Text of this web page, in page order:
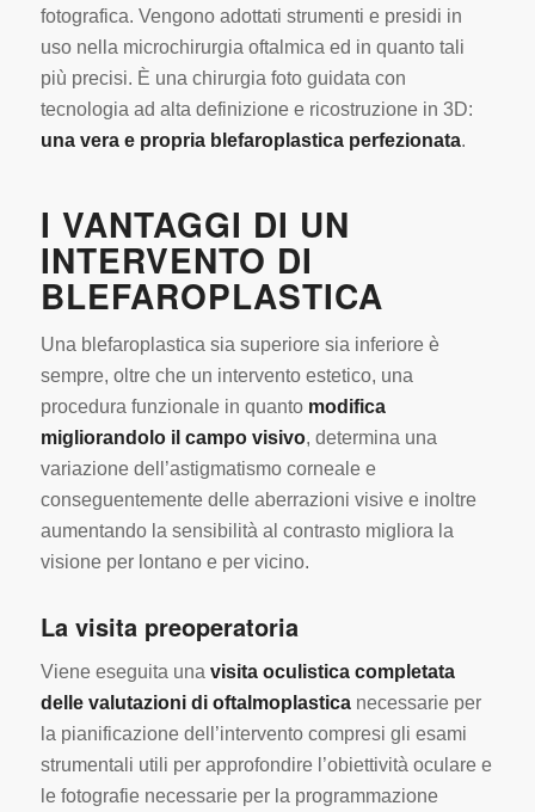
fotografica. Vengono adottati strumenti e presidi in
uso nella microchirurgia oftalmica ed in quanto tali
più precisi. È una chirurgia foto guidata con
tecnologia ad alta definizione e ricostruzione in 3D:
una vera e propria blefaroplastica perfezionata.
I VANTAGGI DI UN
INTERVENTO DI
BLEFAROPLASTICA
Una blefaroplastica sia superiore sia inferiore è
sempre, oltre che un intervento estetico, una
procedura funzionale in quanto modifica
migliorandolo il campo visivo, determina una
variazione dell’astigmatismo corneale e
conseguentemente delle aberrazioni visive e inoltre
aumentando la sensibilità al contrasto migliora la
visione per lontano e per vicino.
La visita preoperatoria
Viene eseguita una visita oculistica completata
delle valutazioni di oftalmoplasticanecessarie per
la pianificazione dell’intervento compresi gli esami
strumentali utili per approfondire l’obiettività oculare e
le fotografie necessarie per la programmazione